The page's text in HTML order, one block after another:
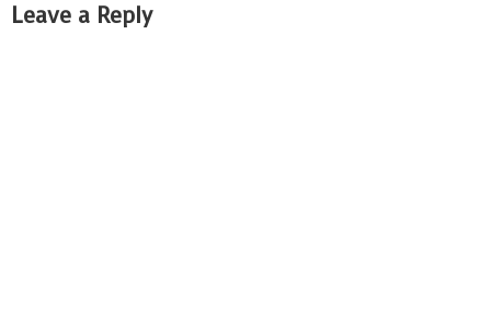
Leave a Reply